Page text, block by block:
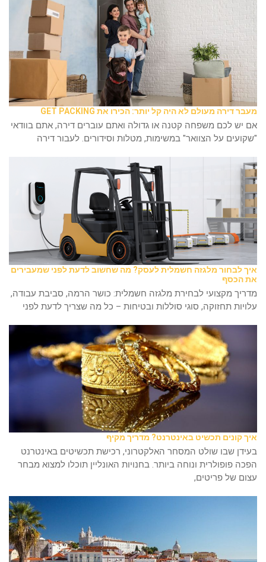
מעבר דירה מעולם לא היה קל יותר: הכירו את GET PACKING
אם יש לכם משפחה קטנה או גדולה ואתם עוברים דירה, אתם בוודאי
"שקועים על הצוואר" במשימות, מטלות וסידורים. לעבור דירה
איך לבחור מלגזה חשמלית לעסק? מה שחשוב לדעת לפני שמעבירים
את הכסף
מדריך מקצועי לבחירת מלגזה חשמלית: כושר הרמה, סביבת עבודה,
עלויות תחזוקה, סוגי סוללות ובטיחות – כל מה שצריך לדעת לפני
איך קונים תכשיט באינטרנט? מדריך מקיף
בעידן שבו שולט המסחר האלקטרוני, רכישת תכשיטים באינטרנט
הפכה פופולרית ונוחה ביותר. בחנויות האונליין תוכלו למצוא מבחר
עצום של פריטים,